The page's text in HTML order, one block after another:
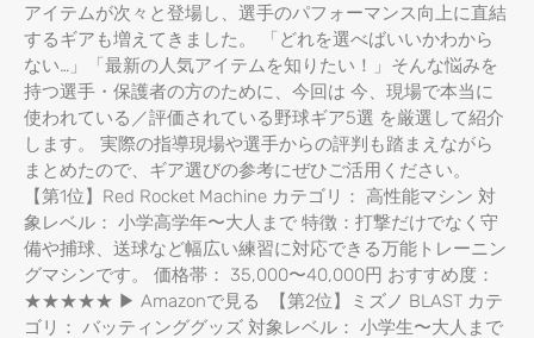
アイテムが次々と登場し、選手のパフォーマンス向上に直結
するギアも増えてきました。 「どれを選べばいいかわから
ない…」「最新の人気アイテムを知りたい！」そんな悩みを
持つ選手・保護者の方のために、今回は 今、現場で本当に
使われている／評価されている野球ギア5選 を厳選して紹介
します。 実際の指導現場や選手からの評判も踏まえながら
まとめたので、ギア選びの参考にぜひご活用ください。
【第1位】Red Rocket Machine カテゴリ： 高性能マシン 対
象レベル： 小学高学年〜大人まで 特徴：打撃だけでなく守
備や捕球、送球など幅広い練習に対応できる万能トレーニン
グマシンです。 価格帯： 35,000〜40,000円 おすすめ度：
★★★★★ ▶ Amazonで見る 【第2位】ミズノ BLAST カテ
ゴリ： バッティンググッズ 対象レベル： 小学生〜大人まで